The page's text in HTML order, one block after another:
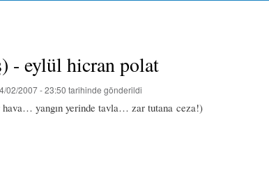
- eylül hicran polat
02/2007 - 23:50 tarihinde gönderildi
yangın yerinde tavla… zar tutana ceza!)